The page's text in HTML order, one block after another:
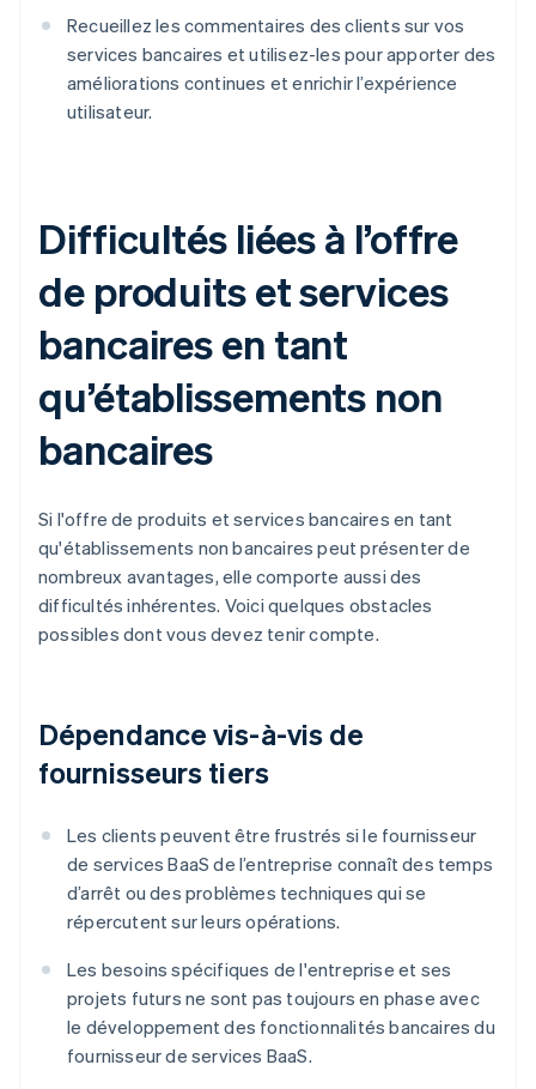
Recueillez les commentaires des clients sur vos
services bancaires et utilisez-les pour apporter des
améliorations continues et enrichir l’expérience
utilisateur.
Difficultés liées à l’offre
de produits et services
bancaires en tant
qu’établissements non
bancaires
Si l'offre de produits et services bancaires en tant
qu'établissements non bancaires peut présenter de
nombreux avantages, elle comporte aussi des
difficultés inhérentes. Voici quelques obstacles
possibles dont vous devez tenir compte.
Dépendance vis-à-vis de
fournisseurs tiers
Les clients peuvent être frustrés si le fournisseur
de services BaaS de l’entreprise connaît des temps
d’arrêt ou des problèmes techniques qui se
répercutent sur leurs opérations.
Les besoins spécifiques de l'entreprise et ses
projets futurs ne sont pas toujours en phase avec
le développement des fonctionnalités bancaires du
fournisseur de services BaaS.